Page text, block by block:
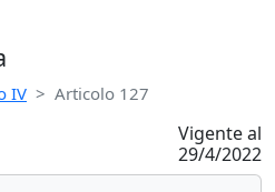
IV Articolo 127
Vigente al
29/4/2022